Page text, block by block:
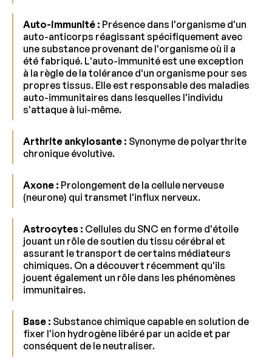
Auto-immunité : Présence dans l'organisme d'un
auto-anticorps réagissant spécifiquement avec
une substance provenant de l'organisme où il a
été fabriqué. L'auto-immunité est une exception
à la règle de la tolérance d'un organisme pour ses
propres tissus. Elle est responsable des maladies
auto-immunitaires dans lesquelles l'individu
s'attaque à lui-même.
Arthrite ankylosante : Synonyme de polyarthrite
chronique évolutive.
Axone : Prolongement de la cellule nerveuse
(neurone) qui transmet l'influx nerveux.
Astrocytes : Cellules du SNC en forme d'étoile
jouant un rôle de soutien du tissu cérébral et
assurant le transport de certains médiateurs
chimiques. On a découvert récemment qu'ils
jouent également un rôle dans les phénomènes
immunitaires.
Base : Substance chimique capable en solution de
fixer l'ion hydrogène libéré par un acide et par
conséquent de le neutraliser.